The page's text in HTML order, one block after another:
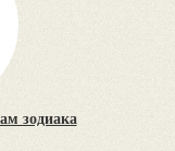
зодиака